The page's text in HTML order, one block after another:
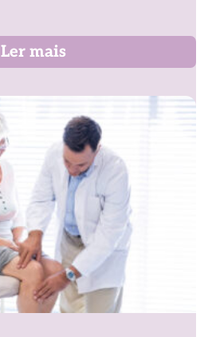
Ler mais